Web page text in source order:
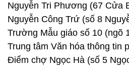
Nguyễn Tri Phương (67 Cửa
Nguyễn Công Trứ (số 8
Trường Mẫu giáo số 10 (ngõ
Trung tâm Văn hóa thông tin
Điểm chợ Ngọc Hà (số 5